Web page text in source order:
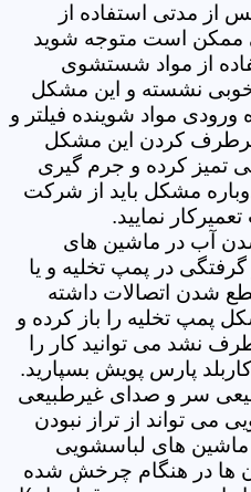
از مدتی استفاده از
ممکن است متوجه شوید
از مواد شستشوی
نشسته و این مشکل
ورودی مواد شوینده فیلتر و
برطرف کردن این مشکل
تمیز کرده و جرم گیری
مشکل باید از شرکت
نمایید.
آب در ماشین های
در پمپ تخلیه و یا
شدن اتصالات داشته
پمپ تخلیه را باز کرده و
نشد می توانید کار را
پارس پویش بسپارید.
سر و صدای غیرطبیعی
می تواند از تراز نبودن
ماشین های لباسشویی
ها در هنگام چرخش شده